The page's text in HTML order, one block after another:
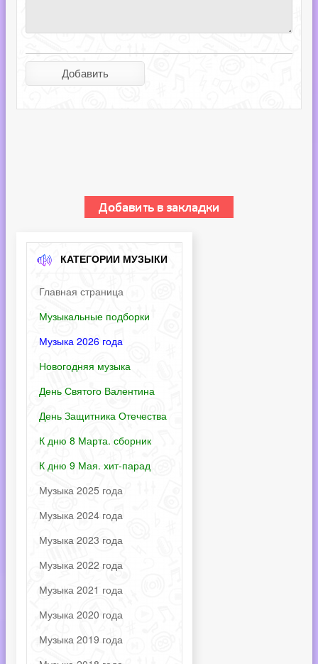
КАТЕГОРИИ МУЗЫКИ
Главная страница
Музыкальные подборки
Музыка 2026 года
Новогодняя музыка
День Святого Валентина
День Защитника Отечества
К дню 8 Марта. сборник
К дню 9 Мая. хит-парад
Музыка 2025 года
Музыка 2024 года
Музыка 2023 года
Музыка 2022 года
Музыка 2021 года
Музыка 2020 года
Музыка 2019 года